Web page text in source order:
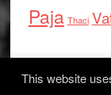
Paja Thaci
This website